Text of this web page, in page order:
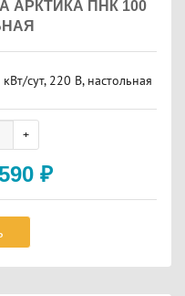
АРКТИКА ПНК 100
сут, 220 В, настольная
₽